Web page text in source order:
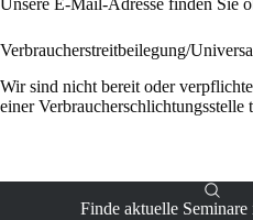
Unsere E-Mail-Adresse finden Sie
Verbraucher­streit­beilegung/
Wir sind nicht bereit oder
einer Verbraucherschlichtungsstelle
Finde aktuelle